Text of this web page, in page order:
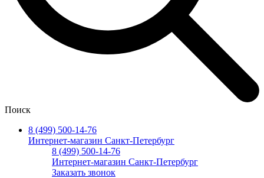
Поиск
8 (499) 500-14-76
Интернет-магазин Санкт-Петербург
8 (499) 500-14-76
Интернет-магазин Санкт-Петербург
Заказать звонок